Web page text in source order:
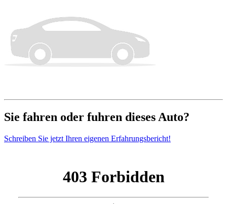
Sie fahren oder fuhren dieses Auto?
Schreiben Sie jetzt Ihren eigenen Erfahrungsbericht!